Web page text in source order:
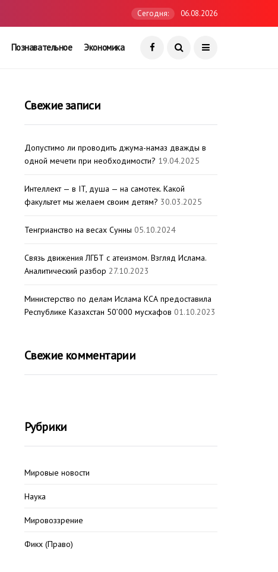
Сегодня: 06.08.2026
Познавательное Экономика
Свежие записи
Допустимо ли проводить джума-намаз дважды в
одной мечети при необходимости? 19.04.2025
Интеллект — в IT, душа — на самотек. Какой
факультет мы желаем своим детям? 30.03.2025
Тенгрианство на весах Сунны 05.10.2024
Связь движения ЛГБТ с атеизмом. Взгляд Ислама.
Аналитический разбор 27.10.2023
Министерство по делам Ислама КСА предоставила
Республике Казахстан 50’000 мусхафов 01.10.2023
Свежие комментарии
Рубрики
Мировые новости
Наука
Мировоззрение
Фикх (Право)